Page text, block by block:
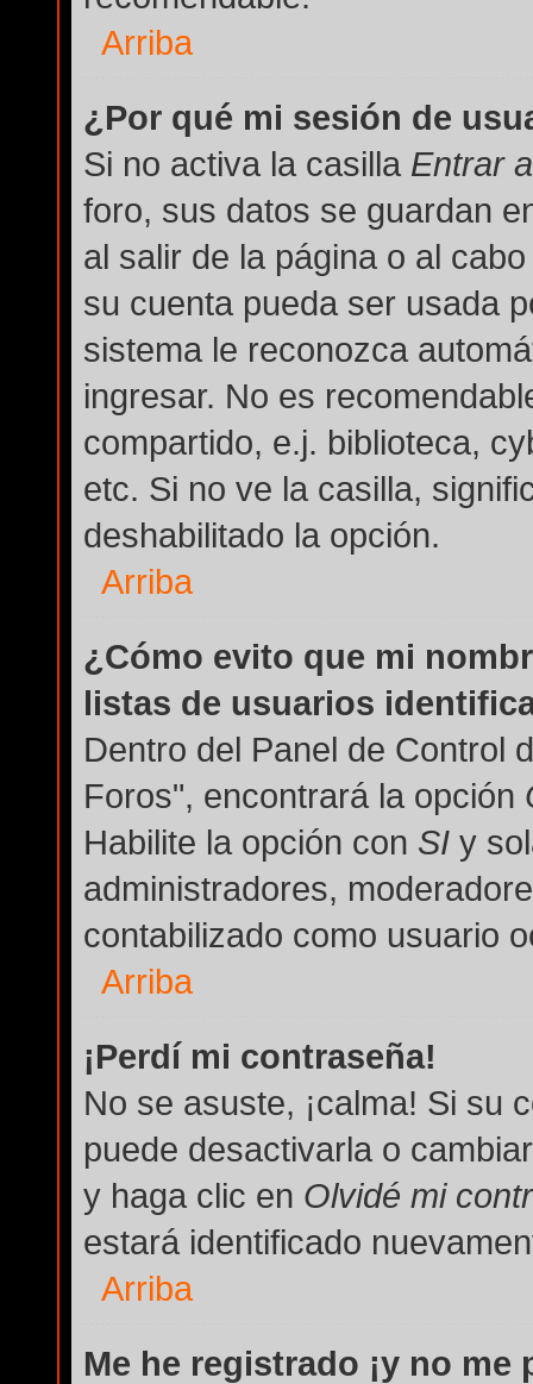
Arriba
¿Por qué mi sesión de
Si no activa la casilla Entrar
foro, sus datos se guardan
al salir de la página o al
su cuenta pueda ser usada
sistema le reconozca
ingresar. No es
compartido, e.j. biblioteca,
etc. Si no ve la casilla,
deshabilitado la opción.
Arriba
¿Cómo evito que mi
listas de usuarios
Dentro del Panel de Control
Foros", encontrará la opción
Habilite la opción con SI y
administradores,
contabilizado como usuario
Arriba
¡Perdí mi contraseña!
No se asuste, ¡calma! Si su
puede desactivarla o
y haga clic en Olvidé mi
estará identificado
Arriba
Me he registrado ¡y no